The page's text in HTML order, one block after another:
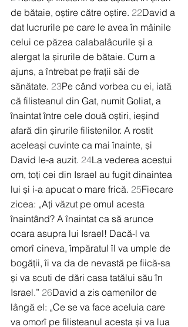
de bătaie, oștire către oștire. 22David a
dat lucrurile pe care le avea în mâinile
celui ce păzea calabalâcurile și a
alergat la șirurile de bătaie. Cum a
ajuns, a întrebat pe frații săi de
sănătate. 23Pe când vorbea cu ei, iată
că filisteanul din Gat, numit Goliat, a
înaintat între cele două oștiri, ieșind
afară din șirurile filistenilor. A rostit
aceleași cuvinte ca mai înainte, și
David le-a auzit. 24La vederea acestui
om, toți cei din Israel au fugit dinaintea
lui și i-a apucat o mare frică. 25Fiecare
zicea: „Ați văzut pe omul acesta
înaintând? A înaintat ca să arunce
ocara asupra lui Israel! Dacă-l va
omorî cineva, împăratul îl va umple de
bogății, îi va da de nevastă pe fiică-sa
și va scuti de dări casa tatălui său în
Israel.” 26David a zis oamenilor de
lângă el: „Ce se va face aceluia care
va omorî pe filisteanul acesta și va lua